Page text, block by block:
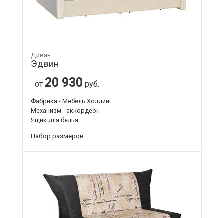
Диван
Эдвин
от 20 930 руб.
Фабрика - Мебель Холдинг
Механизм - аккордеон
Ящик для белья
Набор размеров